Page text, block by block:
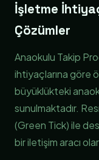
İşletme
Çözümler
Anaokulu Takip
ihtiyaçlarına göre
büyüklükteki
sunulmaktadır.
(Green Tick) ile
bir iletişim aracı